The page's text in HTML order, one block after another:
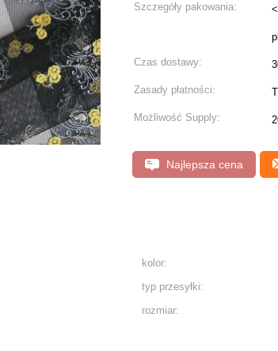
Szczegóły pakowania:
Czas dostawy:
Zasady płatności:
Możliwość Supply:
Najlepsza cena
kolor:
typ przesyłki:
rozmiar: